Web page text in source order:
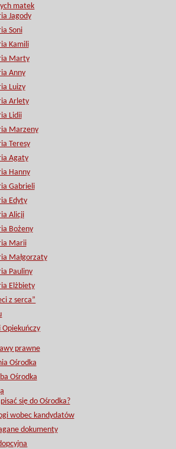
matek
Jagody
Soni
Kamili
Marty
Anny
Luizy
Arlety
Lidii
Marzeny
Teresy
Agaty
Hanny
Gabrieli
Edyty
Alicji
Bożeny
Marii
Małgorzaty
Pauliny
Elżbiety
z serca”
Opiekuńczy
prawne
Ośrodka
Ośrodka
się do Ośrodka?
wobec kandydatów
dokumenty